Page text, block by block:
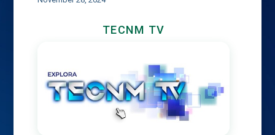
TECNM TV